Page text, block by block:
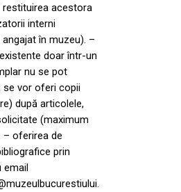
restituirea acestora
interni
în muzeu). –
doar într-un
nu se pot
se vor oferi copii
după articolele,
(maximum
– oferirea de
prin
email